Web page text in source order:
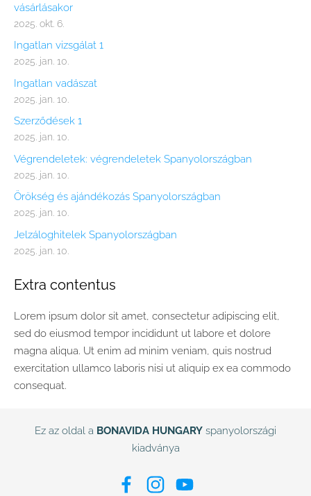
vásárlásakor
2025. okt. 6.
Ingatlan vizsgálat 1
2025. jan. 10.
Ingatlan vadászat
2025. jan. 10.
Szerződések 1
2025. jan. 10.
Végrendeletek: végrendeletek Spanyolországban
2025. jan. 10.
Örökség és ajándékozás Spanyolországban
2025. jan. 10.
Jelzáloghitelek Spanyolországban
2025. jan. 10.
Extra contentus
Lorem ipsum dolor sit amet, consectetur adipiscing elit,
sed do eiusmod tempor incididunt ut labore et dolore
magna aliqua. Ut enim ad minim veniam, quis nostrud
exercitation ullamco laboris nisi ut aliquip ex ea commodo
consequat.
Ez az oldal a BONAVIDA HUNGARY spanyolországi
kiadványa